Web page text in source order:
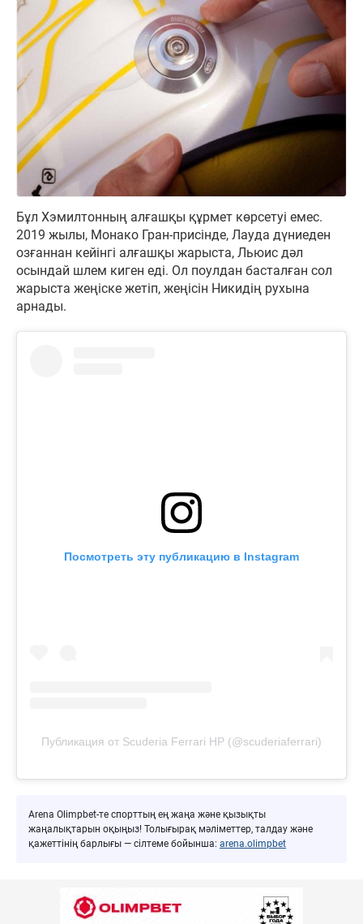
Бұл Хэмилтонның алғашқы құрмет көрсетуі емес.
2019 жылы, Монако Гран-присінде, Лауда дүниеден
озғаннан кейінгі алғашқы жарыста, Льюис дәл
осындай шлем киген еді. Ол поулдан басталған сол
жарыста жеңіске жетіп, жеңісін Никидің рухына
арнады.
Посмотреть эту публикацию в Instagram
Публикация от Scuderia Ferrari HP (@scuderiaferrari)
Arena Olimpbet-те спорттың ең жаңа және қызықты
жаңалықтарын оқыңыз! Толығырақ мәліметтер, талдау және
қажеттінің барлығы — сілтеме бойынша: arena.olimpbet